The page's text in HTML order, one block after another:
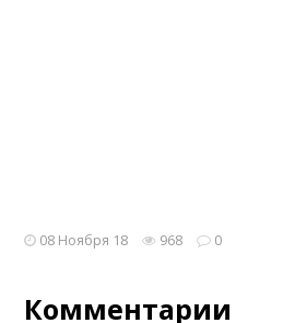
08 Ноября 18 968 0
Комментарии